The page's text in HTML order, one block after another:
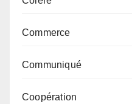
Commerce
Communiqué
Coopération